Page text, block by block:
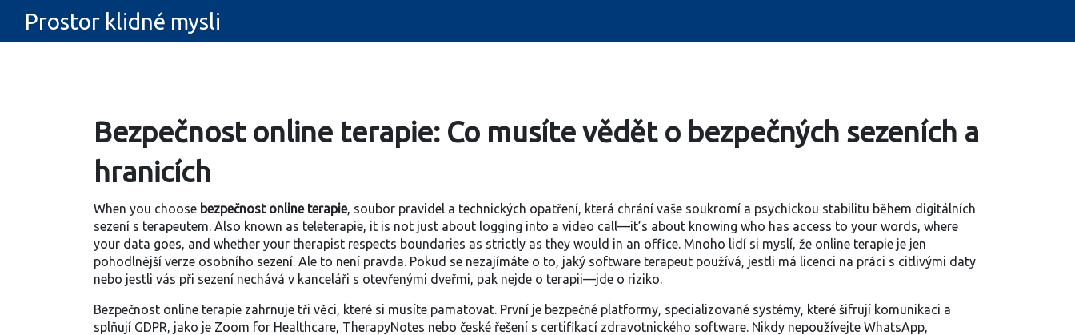
Prostor klidné mysli
Bezpečnost online terapie: Co musíte vědět o bezpečných sezeních a
hranicích
When you choose bezpečnost online terapie, soubor pravidel a technických opatření, která chrání vaše soukromí a psychickou stabilitu během digitálních
sezení s terapeutem. Also known as teleterapie, it is not just about logging into a video call—it’s about knowing who has access to your words, where
your data goes, and whether your therapist respects boundaries as strictly as they would in an office. Mnoho lidí si myslí, že online terapie je jen
pohodlnější verze osobního sezení. Ale to není pravda. Pokud se nezajímáte o to, jaký software terapeut používá, jestli má licenci na práci s citlivými daty
nebo jestli vás při sezení nechává v kanceláři s otevřenými dveřmi, pak nejde o terapii—jde o riziko.
Bezpečnost online terapie zahrnuje tři věci, které si musíte pamatovat. První je bezpečné platformy, specializované systémy, které šifrují komunikaci a
splňují GDPR, jako je Zoom for Healthcare, TherapyNotes nebo české řešení s certifikací zdravotnického software. Nikdy nepoužívejte WhatsApp,